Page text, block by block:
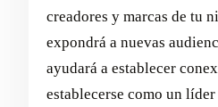
creadores y marcas de tu
expondrá a nuevas
ayudará a establecer
establecerse como un